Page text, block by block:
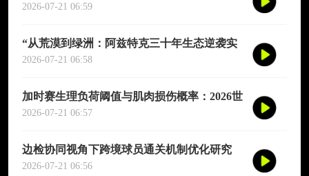
演图谱》
2026-07-21 06:59
“从荒漠到绿洲：阿兹特克三十年生态逆袭实
录”
2026-07-21 06:58
加时赛生理负荷阈值与肌肉损伤概率：2026世
界杯多维度预测模型
2026-07-21 06:57
边检协同视角下跨境球员通关机制优化研究
——以2026年联合世界杯为场景
2026-07-21 06:56